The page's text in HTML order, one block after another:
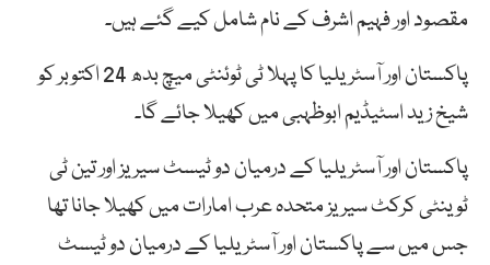
مقصود اور فہیم اشرف کے نام شامل کیے گئے ہیں۔
پاکستان اور آسٹریلیا کا پہلا ٹی ٹوئنٹی میچ بدھ 24 اکتوبر کو
شیخ زید اسٹیڈیم ابوظہبی میں کھیلا جائے گا۔
پاکستان اور آسٹریلیا کے درمیان دو ٹیسٹ سیریز اور تین ٹی
ٹوینٹی کرکٹ سیریز متحدہ عرب امارات میں کھیلا جانا تھا
جس میں سے پاکستان اور آسٹریلیا کے درمیان دو ٹیسٹ